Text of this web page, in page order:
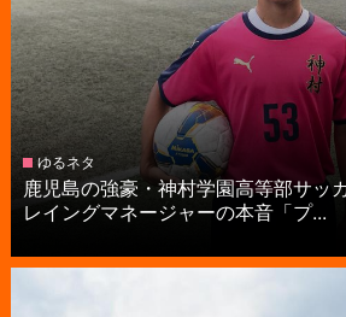
ゆるネタ
鹿児島の強豪・神村学園高等部サッ
レイングマネージャーの本音「プ...